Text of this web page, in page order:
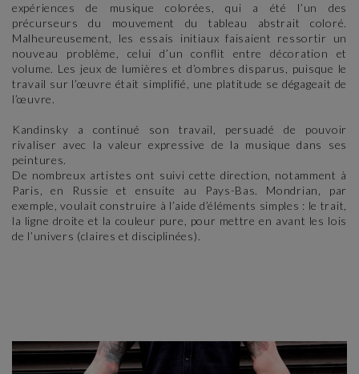
expériences de musique colorées, qui a été l’un des
précurseurs du mouvement du tableau abstrait coloré.
Malheureusement, les essais initiaux faisaient ressortir un
nouveau problème, celui d’un conflit entre décoration et
volume. Les jeux de lumières et d’ombres disparus, puisque le
travail sur l’œuvre était simplifié, une platitude se dégageait de
l’œuvre.
Kandinsky a continué son travail, persuadé de pouvoir
rivaliser avec la valeur expressive de la musique dans ses
peintures.
De nombreux artistes ont suivi cette direction, notamment à
Paris, en Russie et ensuite au Pays-Bas. Mondrian, par
exemple, voulait construire à l’aide d’éléments simples : le trait,
la ligne droite et la couleur pure, pour mettre en avant les lois
de l’univers (claires et disciplinées).